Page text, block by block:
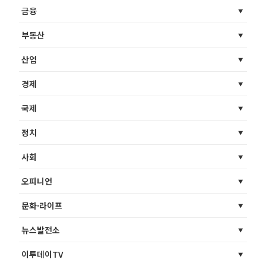
금융
부동산
산업
경제
국제
정치
사회
오피니언
문화·라이프
뉴스발전소
이투데이TV